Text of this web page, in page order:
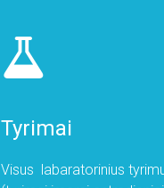
Tyrimai
Visus labaratorinius